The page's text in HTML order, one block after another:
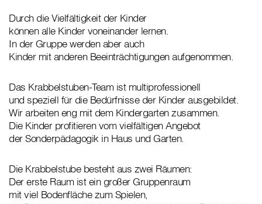
Durch die Vielfältigkeit der Kinder
können alle Kinder voneinander lernen.
In der Gruppe werden aber auch
Kinder mit anderen Beeinträchtigungen aufgenommen.
Das Krabbelstuben-Team ist multiprofessionell
und speziell für die Bedürfnisse der Kinder ausgebildet.
Wir arbeiten eng mit dem Kindergarten zusammen.
Die Kinder profitieren vom vielfältigen Angebot
der Sonderpädagogik in Haus und Garten.
Die Krabbelstube besteht aus zwei Räumen:
Der erste Raum ist ein großer Gruppenraum
mit viel Bodenfläche zum Spielen,